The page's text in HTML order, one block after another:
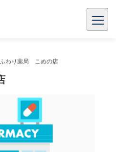
ふわり薬局 こめの店